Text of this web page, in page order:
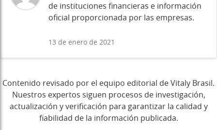
de instituciones financieras e información
oficial proporcionada por las empresas.
13 de enero de 2021
Contenido revisado por el equipo editorial de Vitaly Brasil.
Nuestros expertos siguen procesos de investigación,
actualización y verificación para garantizar la calidad y
fiabilidad de la información publicada.